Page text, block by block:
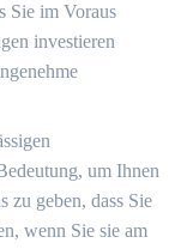
Sie im Voraus
investieren
um Ihnen
zu geben, dass Sie
wenn Sie sie am